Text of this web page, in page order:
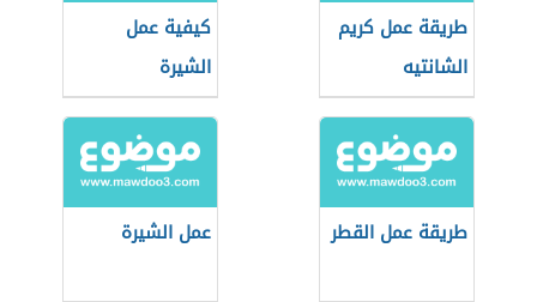
طريقة عمل كريم
الشانتيه
كيفية عمل
الشيرة
طريقة عمل القطر عمل الشيرة